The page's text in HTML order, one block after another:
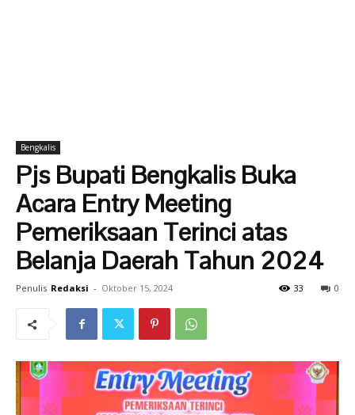
Bengkalis
Pjs Bupati Bengkalis Buka
Acara Entry Meeting
Pemeriksaan Terinci atas
Belanja Daerah Tahun 2024
Penulis Redaksi - Oktober 15, 2024 0
33